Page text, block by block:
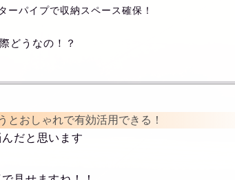
パイプで収納スペース確保！
どうなの！？
おしゃれで有効活用できる！
だと思います